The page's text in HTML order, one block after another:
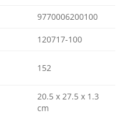
9770006200100
120717-100
152
20.5 x 27.5 x 1.3
cm